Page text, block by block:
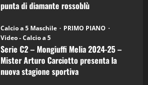
(Mongiuffi
punta di diamante rossoblù
Calcio a 5 Maschile
PRIMO PIANO
Video - Calcio a 5
Serie C2 – Mongiuffi Melia 2024-25 –
Mister Arturo Carciotto presenta la
nuova stagione sportiva
“SportEmpire” in Podcast: 26^ Puntata
(Martedi 07 Aprile 2026)
08/04/2026